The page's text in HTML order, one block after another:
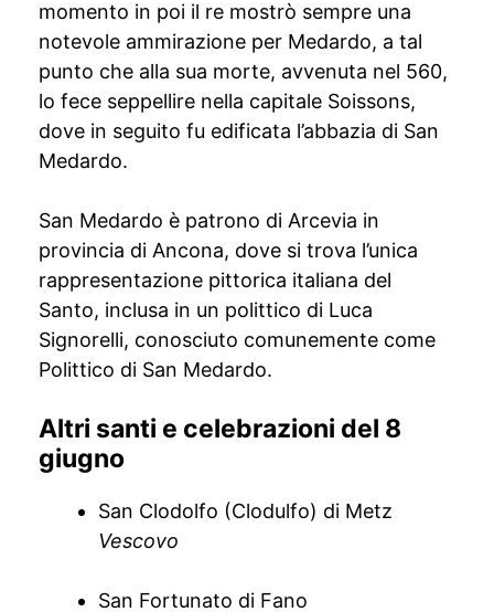
momento in poi il re mostrò sempre una
notevole ammirazione per Medardo, a tal
punto che alla sua morte, avvenuta nel 560,
lo fece seppellire nella capitale Soissons,
dove in seguito fu edificata l’abbazia di San
Medardo.
San Medardo è patrono di Arcevia in
provincia di Ancona, dove si trova l’unica
rappresentazione pittorica italiana del
Santo, inclusa in un polittico di Luca
Signorelli, conosciuto comunemente come
Polittico di San Medardo.
Altri santi e celebrazioni del 8
giugno
San Clodolfo (Clodulfo) di Metz
Vescovo
San Fortunato di Fano